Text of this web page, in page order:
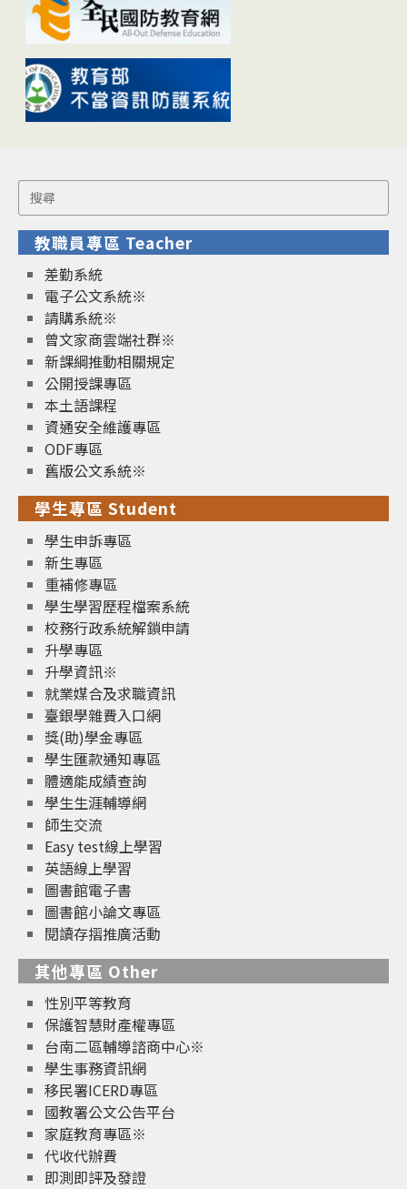
Search
for:
教職員專區 Teacher
差勤系統
電子公文系統※
請購系統※
曾文家商雲端社群※
新課綱推動相關規定
公開授課專區
本土語課程
資通安全維護專區
ODF專區
舊版公文系統※
學生專區 Student
學生申訴專區
新生專區
重補修專區
學生學習歷程檔案系統
校務行政系統解鎖申請
升學專區
升學資訊※
就業媒合及求職資訊
臺銀學雜費入口網
獎(助)學金專區
學生匯款通知專區
體適能成績查詢
學生生涯輔導網
師生交流
Easy test線上學習
英語線上學習
圖書館電子書
圖書館小論文專區
閱讀存摺推廣活動
其他專區 Other
性別平等教育
保護智慧財產權專區
台南二區輔導諮商中心※
學生事務資訊網
移民署ICERD專區
國教署公文公告平台
家庭教育專區※
代收代辦費
即測即評及發證